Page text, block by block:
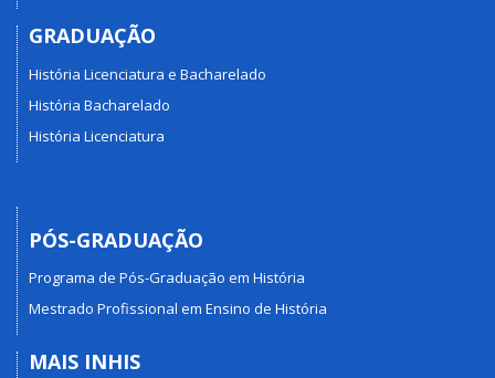
GRADUAÇÃO
História Licenciatura e Bacharelado
História Bacharelado
História Licenciatura
PÓS-GRADUAÇÃO
Programa de Pós-Graduação em História
Mestrado Profissional em Ensino de História
MAIS INHIS